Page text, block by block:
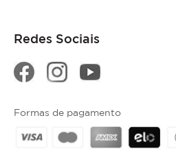
Redes Sociais
Formas de pagamento